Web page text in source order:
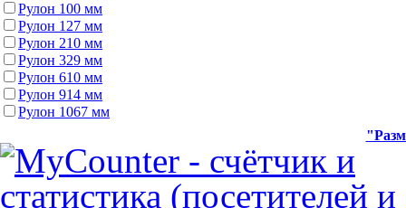
Рулон 100 мм
Рулон 127 мм
Рулон 210 мм
Рулон 329 мм
Рулон 610 мм
Рулон 914 мм
Рулон 1067 мм